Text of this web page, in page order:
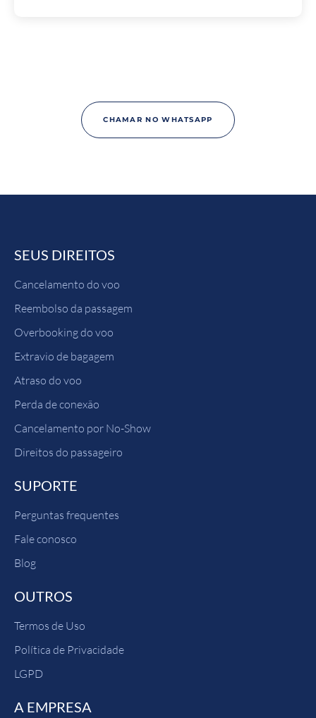
CHAMAR NO WHATSAPP
SEUS DIREITOS
Cancelamento do voo
Reembolso da passagem
Overbooking do voo
Extravio de bagagem
Atraso do voo
Perda de conexão
Cancelamento por No-Show
Direitos do passageiro
SUPORTE
Perguntas frequentes
Fale conosco
Blog
OUTROS
Termos de Uso
Política de Privacidade
LGPD
A EMPRESA